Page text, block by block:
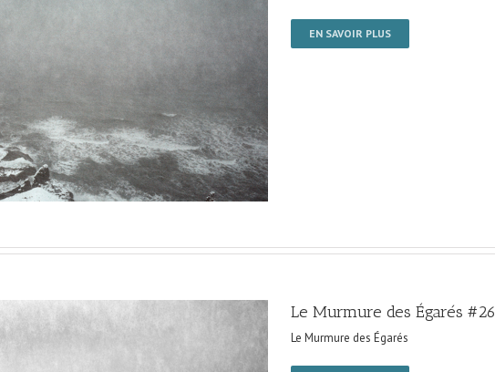
EN SAVOIR PLUS
Le Murmure des Égarés #26
Le Murmure des Égarés